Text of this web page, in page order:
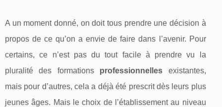
A un moment donné, on doit tous prendre une décision à
propos de ce qu’on a envie de faire dans l’avenir. Pour
certains, ce n’est pas du tout facile à prendre vu la
pluralité des formations professionnelles existantes,
mais pour d’autres, cela a déjà été prescrit dès leurs plus
jeunes âges. Mais le choix de l’établissement au niveau